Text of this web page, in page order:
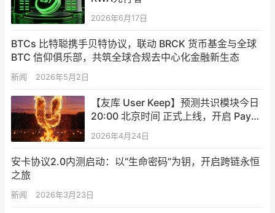
2026年6月17日
BTCs 比特聪携手贝特协议，联动 BRCK 货币基金与全球
BTC 信仰俱乐部，共筑全球合规去中心化金融新生态
新闻 2026年5月2日
【友库 User Keep】预测共识模块今日
20:00 北京时间 正式上线，开启 PayFi
认知结算新纪元
2026年4月24日
安卡协议2.0内测启动：以“生命密码”为钥，开启跨链永恒
之旅
新闻 2026年3月23日